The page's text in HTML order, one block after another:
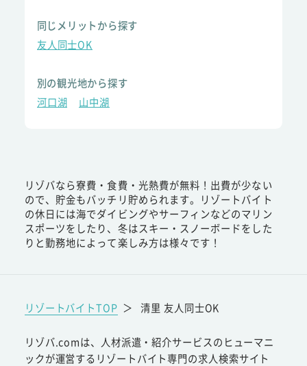
同じメリットから探す
友人同士OK
別の観光地から探す
河口湖
山中湖
リゾバなら寮費・食費・光熱費が無料！出費が少ない
ので、貯金もバッチリ貯められます。リゾートバイト
の休日には海でダイビングやサーフィンなどのマリン
スポーツをしたり、冬はスキー・スノーボードをした
りと勤務地によって楽しみ方は様々です！
リゾートバイトTOP ＞ 清里 友人同士OK
リゾバ.comは、人材派遣・紹介サービスのヒューマニ
ックが運営するリゾートバイト専門の求人検索サイト